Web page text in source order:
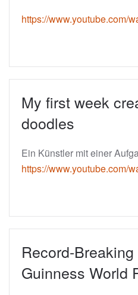
https://www.youtube.com/
My first week
doodles
Ein Künstler mit einer
https://www.youtube.com/
Record-
Guinness World